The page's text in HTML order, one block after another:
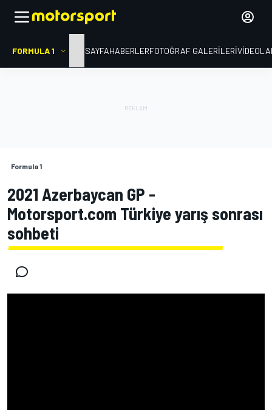
FORMULA 1 ANA SAYFAHABERLERFOTOĞRAF GALERILERI
Formula 1
2021 Azerbaycan GP -
Motorsport.com Türkiye yarış sonrası
sohbeti